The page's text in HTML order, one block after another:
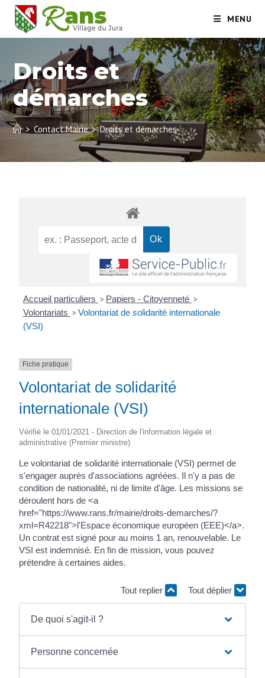
MENU
Droits et
démarches
> Contact Mairie > Droits et démarches
Accueil particuliers > Papiers - Citoyenneté >
Volontariats > Volontariat de solidarité internationale
(VSI)
Fiche pratique
Volontariat de solidarité
internationale (VSI)
Vérifié le 01/01/2021 - Direction de l'information légale et
administrative (Premier ministre)
Le volontariat de solidarité internationale (VSI) permet de
s'engager auprès d'associations agréées. Il n'y a pas de
condition de nationalité, ni de limite d'âge. Les missions se
déroulent hors de <a
href="https://www.rans.fr/mairie/droits-demarches/?
xml=R42218">l'Espace économique européen (EEE)</a>.
Un contrat est signé pour au moins 1 an, renouvelable. Le
VSI est indemnisé. En fin de mission, vous pouvez
prétendre à certaines aides.
Tout replier Tout déplier
De quoi s'agit-il ?
Personne concernée